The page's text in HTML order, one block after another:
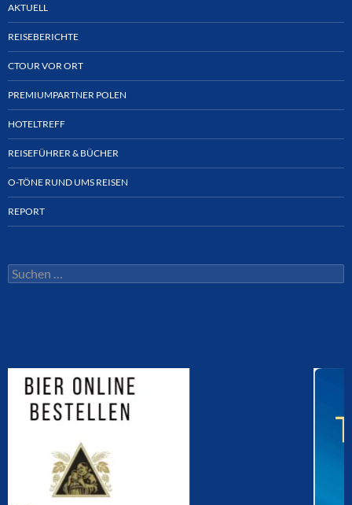
AKTUELL
REISEBERICHTE
CTOUR VOR ORT
PREMIUMPARTNER POLEN
HOTELTREFF
REISEFÜHRER & BÜCHER
O-TÖNE RUND UMS REISEN
REPORT
Suchen
nach: